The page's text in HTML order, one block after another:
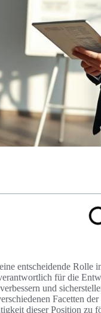
entscheidende
für die
und
Facetten
dieser Position zu